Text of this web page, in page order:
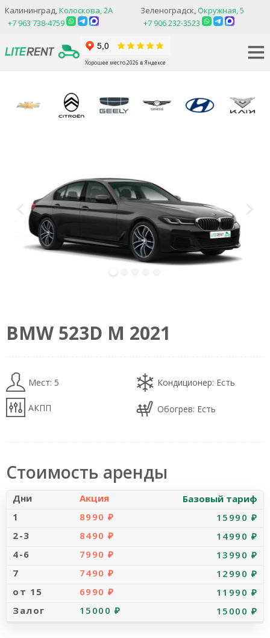
Зеленоградск,Окружная, 5
+7 906 232-3523
Калининград,Колоскова, 2А
+7 963 738-4759
Хорошее место 2026 в Яндексе
BMW 523D M 2021
Мест: 5 Кондиционер: Есть
АКПП Обогрев: Есть
Стоимость аренды
Акция
Базовый тариф
8990 ₽
15990 ₽
8490 ₽
14990 ₽
7990 ₽
13990 ₽
7490 ₽
12990 ₽
6990 ₽
11990 ₽
15000 ₽
15000 ₽